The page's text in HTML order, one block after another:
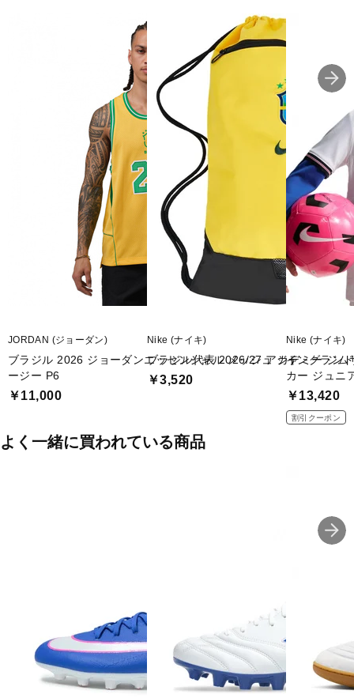
■メーカー型番：II5387417
JORDAN (ジョーダン)
ブラジル 2026 ジョーダンエッセンシャル メッシュ ジャ
ージー P6
￥11,000
Nike (ナイキ)
ブラジル代表 2026/27 アカデミー ジム
￥3,520
Nike (ナイキ)
イングラン
カー ジュニ
￥13,420
割引クーポン
よく一緒に買われている商品